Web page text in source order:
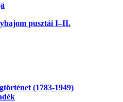
pusztái I–II.
(1783-1949)